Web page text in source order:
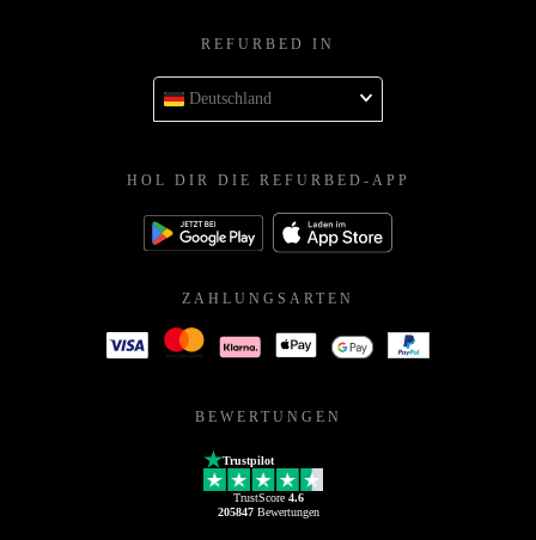
REFURBED IN
Deutschland
HOL DIR DIE REFURBED-APP
ZAHLUNGSARTEN
BEWERTUNGEN
Trustpilot
TrustScore 4.6
205847Bewertungen